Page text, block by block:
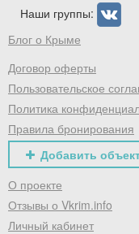
Наши группы:
Блог о Крыме
Договор оферты
Пользовательское
Политика
Правила бронирования
Добавить
О проекте
Отзывы о Vkrim.info
Личный кабинет